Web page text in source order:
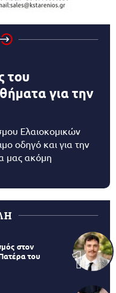
του
για την
Ελαιοκομικών
οδηγό και για την
μας ακόμη
στον
του